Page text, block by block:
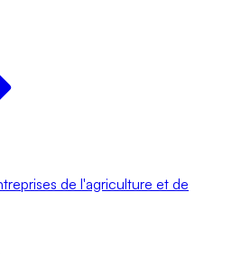
de l'agriculture et de